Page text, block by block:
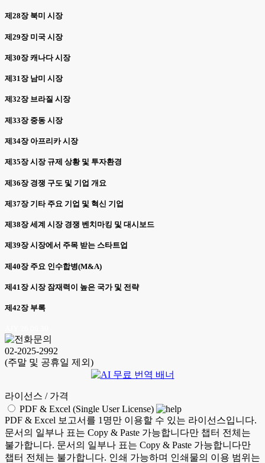
제28장 북미 시장
제29장 미국 시장
제30장 캐나다 시장
제31장 남미 시장
제32장 브라질 시장
제33장 중동 시장
제34장 아프리카 시장
제35장 시장 규제 상황 및 투자환경
제36장 경쟁 구도 및 기업 개요
제37장 기타 주요 기업 및 혁신 기업
제38장 세계 시장 경쟁 벤치마킹 및 대시보드
제39장 시장에서 주목 받는 스타트업
제40장 주요 인수합병(M&A)
제41장 시장 잠재력이 높은 국가 및 전략
제42장 부록
02-2025-2992
(주말 및 공휴일 제외)
라이선스 / 가격
PDF & Excel (Single User License)
PDF & Excel 보고서를 1명만 이용할 수 있는 라이선스입니다.
문서의 일부나 표는 Copy & Paste 가능합니다만 챕터 전체는
불가합니다. 문서의 일부나 표는 Copy & Paste 가능합니다만
챕터 전체는 불가합니다. 인쇄 가능하며 인쇄물의 이용 범위는